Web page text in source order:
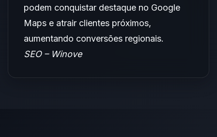
podem conquistar destaque no Google
Maps e atrair clientes próximos,
aumentando conversões regionais.
SEO – Winove